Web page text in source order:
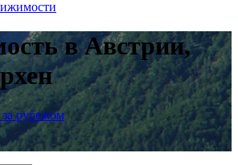
в Австрии,
рубежом